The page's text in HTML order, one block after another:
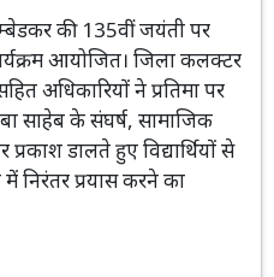
की 135वीं जयंती पर
आयोजित। जिला कलक्टर
अधिकारियों ने प्रतिमा पर
साहेब के संघर्ष, सामाजिक
डालते हुए विद्यार्थियों से
प्रयास करने का